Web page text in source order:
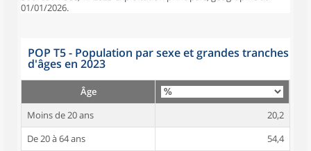
01/01/2026.
POP T5 - Population par sexe et grandes tranches
d'âges en 2023
Âge
Moins de 20 ans
20,2
De 20 à 64 ans
54,4